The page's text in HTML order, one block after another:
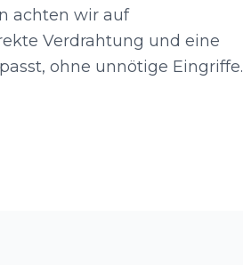
achten wir auf
Verdrahtung und eine
ohne unnötige Eingriffe.